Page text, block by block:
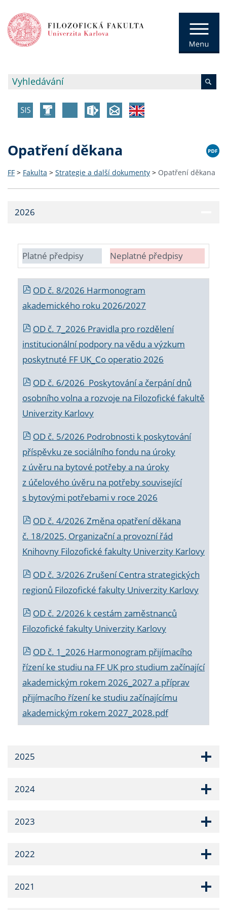
Opatření děkana
FF > Fakulta > Strategie a další dokumenty > Opatření děkana
2026
Platné předpisy Neplatné předpisy
OD č. 8/2026 Harmonogram
akademického roku 2026/2027
OD č. 7_2026 Pravidla pro rozdělení
institucionální podpory na vědu a výzkum
poskytnuté FF UK_Co operatio 2026
OD č. 6/2026 Poskytování a čerpání dnů
osobního volna a rozvoje na Filozofické fakultě
Univerzity Karlovy
OD č. 5/2026 Podrobnosti k poskytování
příspěvku ze sociálního fondu na úroky
z úvěru na bytové potřeby a na úroky
z účelového úvěru na potřeby související
s bytovými potřebami v roce 2026
OD č. 4/2026 Změna opatření děkana
č. 18/2025, Organizační a provozní řád
Knihovny Filozofické fakulty Univerzity Karlovy
OD č. 3/2026 Zrušení Centra strategických
regionů Filozofické fakulty Univerzity Karlovy
OD č. 2/2026 k cestám zaměstnanců
Filozofické fakulty Univerzity Karlovy
OD č. 1_2026 Harmonogram přijímacího
řízení ke studiu na FF UK pro studium začínající
akademickým rokem 2026_2027 a příprav
přijímacího řízení ke studiu začínajícímu
akademickým rokem 2027_2028.pdf
2025
2024
2023
2022
2021